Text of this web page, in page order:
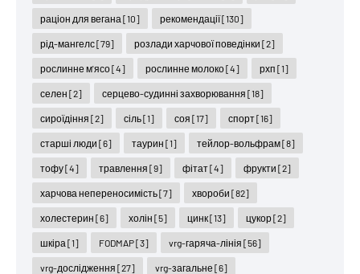
раціон для вегана [10] рекомендації[130]
рід-мангелс[79] розлади харчової поведінки [2]
рослинне м'ясо[4] рослинне молоко[4] рхп [1]
селен [2] серцево-судинні захворювання [18]
сироїдіння [2] сіль[1] соя [17] спорт[16]
старші люди [6] таурин [1] тейлор-вольфрам[8]
тофу[4] травлення [9] фітат[4] фрукти [2]
харчова непереносимість[7] хвороби [82]
холестерин [6] холін [5] цинк[13] цукор[2]
шкіра [1] FODMAP[3] vrg-гаряча-лінія [56]
vrg-дослідження [27] vrg-загальне [6]